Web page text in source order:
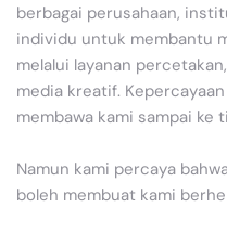
berbagai perusahaan,
individu untuk membantu
melalui layanan
media kreatif.
membawa kami sampai ke
Namun kami percaya
boleh membuat kami